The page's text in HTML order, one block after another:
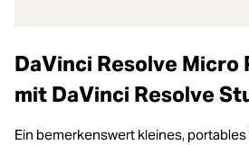
DaVinci Resolve Micro
mit DaVinci Resolve
Ein bemerkenswert kleines,